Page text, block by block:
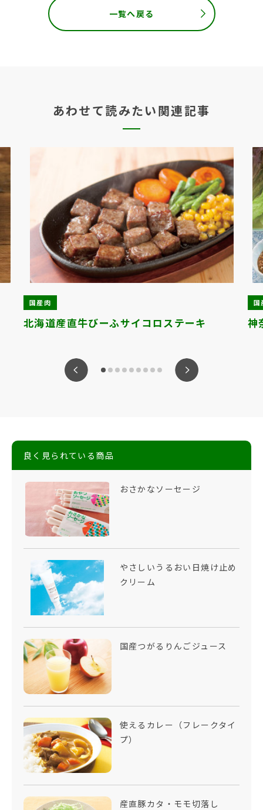
一覧へ戻る
あわせて読みたい関連記事
国産肉
北海道産直牛びーふサイコロステーキ
国
神
良く見られている商品
おさかなソーセージ
やさしいうるおい日焼け止め
クリーム
国産つがるりんごジュース
使えるカレー（フレークタイ
プ）
産直豚カタ・モモ切落し